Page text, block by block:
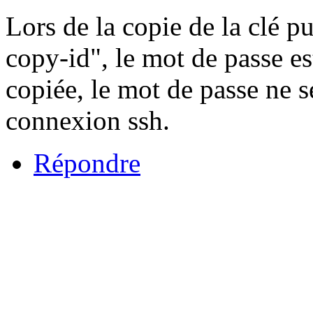
Lors de la copie de la clé
copy-id", le mot de passe
copiée, le mot de passe ne
connexion ssh.
Répondre